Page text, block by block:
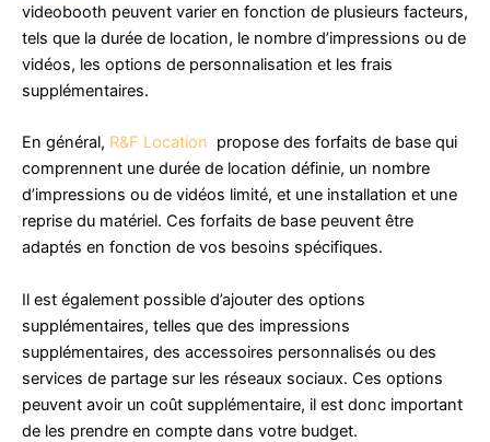
videobooth peuvent varier en fonction de plusieurs facteurs,
tels que la durée de location, le nombre d’impressions ou de
vidéos, les options de personnalisation et les frais
supplémentaires.
En général, R&F Location propose des forfaits de base qui
comprennent une durée de location définie, un nombre
d’impressions ou de vidéos limité, et une installation et une
reprise du matériel. Ces forfaits de base peuvent être
adaptés en fonction de vos besoins spécifiques.
Il est également possible d’ajouter des options
supplémentaires, telles que des impressions
supplémentaires, des accessoires personnalisés ou des
services de partage sur les réseaux sociaux. Ces options
peuvent avoir un coût supplémentaire, il est donc important
de les prendre en compte dans votre budget.